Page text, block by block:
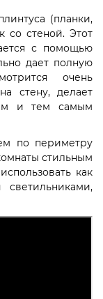
(планки,
со стеной. Этот
с помощью
дает полную
очень
стену, делает
и тем самым
по периметру
стильным
как